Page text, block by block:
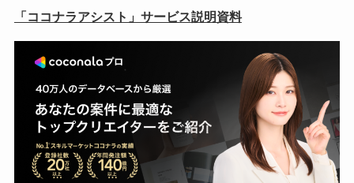
「ココナラアシスト」サービス説明資料